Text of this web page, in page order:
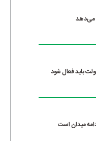
می‌دهد
باید فعال شود
میدان است